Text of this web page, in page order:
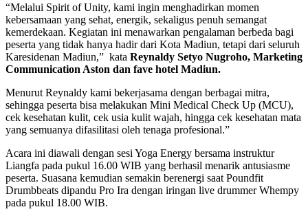
“Melalui Spirit of Unity, kami ingin menghadirkan momen
kebersamaan yang sehat, energik, sekaligus penuh semangat
kemerdekaan. Kegiatan ini menawarkan pengalaman berbeda bagi
peserta yang tidak hanya hadir dari Kota Madiun, tetapi dari seluruh
Karesidenan Madiun,” kata Reynaldy Setyo Nugroho, Marketing
Communication Aston dan fave hotel Madiun.
Menurut Reynaldy kami bekerjasama dengan berbagai mitra,
sehingga peserta bisa melakukan Mini Medical Check Up (MCU),
cek kesehatan kulit, cek usia kulit wajah, hingga cek kesehatan mata
yang semuanya difasilitasi oleh tenaga profesional.”
Acara ini diawali dengan sesi Yoga Energy bersama instruktur
Liangfa pada pukul 16.00 WIB yang berhasil menarik antusiasme
peserta. Suasana kemudian semakin berenergi saat Poundfit
Drumbbeats dipandu Pro Ira dengan iringan live drummer Whempy
pada pukul 18.00 WIB.